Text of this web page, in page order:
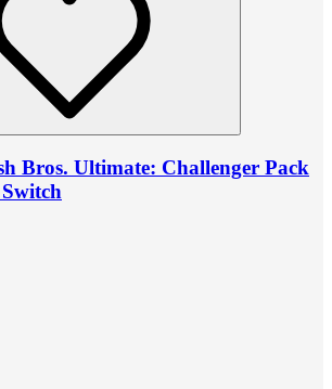
Bros. Ultimate: Challenger Pack